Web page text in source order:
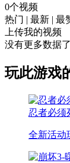
0个视频
热门 | 最新 | 最
上传我的视频
没有更多数据
玩此游戏
忍者必须
全新活动